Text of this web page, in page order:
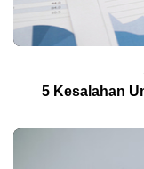
5 Kesalahan